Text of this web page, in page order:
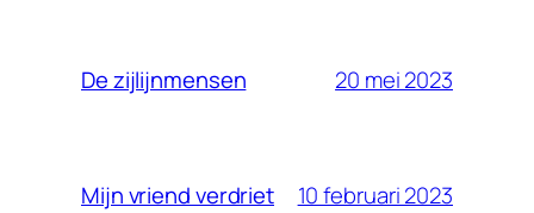
De zijlijnmensen 20 mei 2023
Mijn vriend verdriet 10 februari 2023